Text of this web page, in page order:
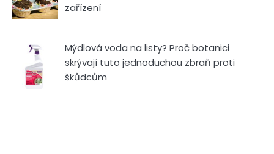
zařízení
Mýdlová voda na listy? Proč botanici
skrývají tuto jednoduchou zbraň proti
škůdcům